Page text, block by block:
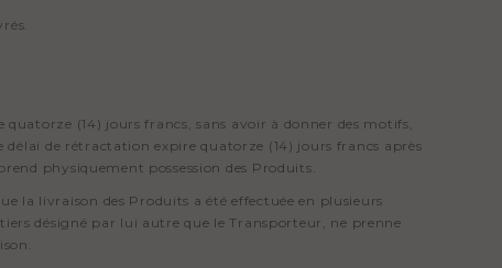
(14) jours francs, sans avoir à donner des motifs,
délai de rétractation expire quatorze (14) jours francs après
physiquement possession des Produits.
la livraison des Produits a été effectuée en plusieurs
désigné par lui autre que le Transporteur, ne prenne